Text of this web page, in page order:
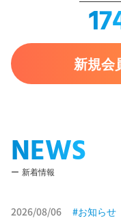
新規会
NEWS
新着情報
2026/08/06 お知らせ